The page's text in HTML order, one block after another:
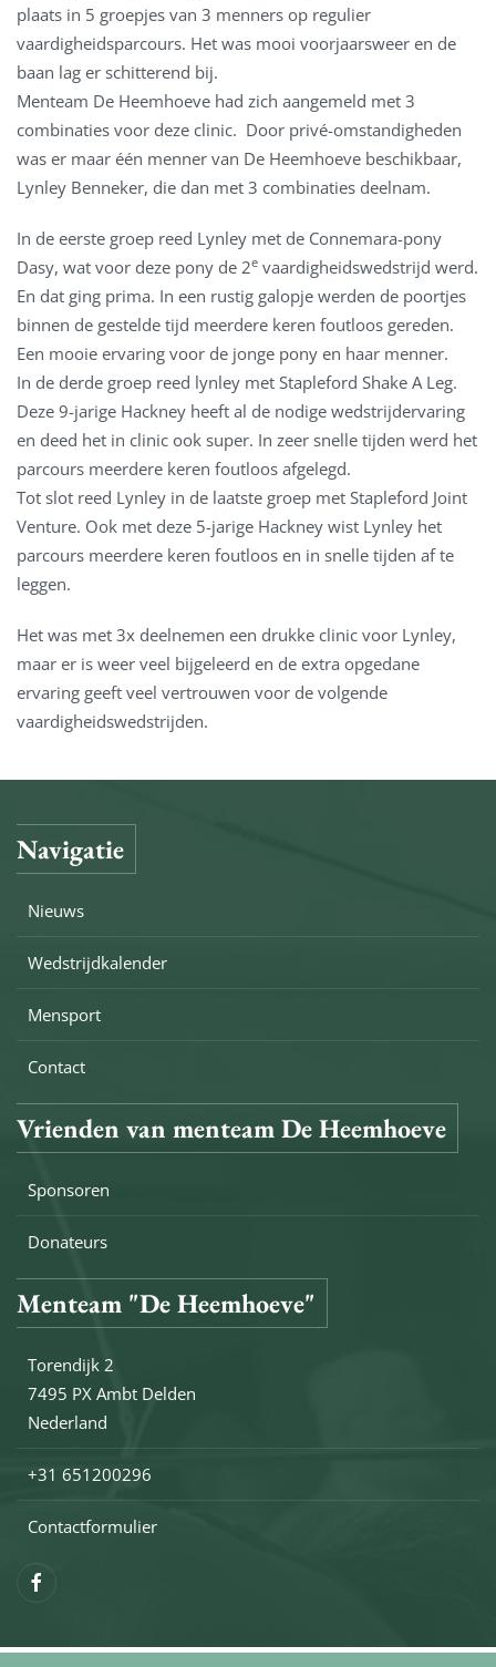
plaats in 5 groepjes van 3 menners op regulier
vaardigheidsparcours. Het was mooi voorjaarsweer en de
baan lag er schitterend bij.
Menteam De Heemhoeve had zich aangemeld met 3
combinaties voor deze clinic. Door privé-omstandigheden
was er maar één menner van De Heemhoeve beschikbaar,
Lynley Benneker, die dan met 3 combinaties deelnam.
In de eerste groep reed Lynley met de Connemara-pony
Dasy, wat voor deze pony de 2e vaardigheidswedstrijd werd.
En dat ging prima. In een rustig galopje werden de poortjes
binnen de gestelde tijd meerdere keren foutloos gereden.
Een mooie ervaring voor de jonge pony en haar menner.
In de derde groep reed lynley met Stapleford Shake A Leg.
Deze 9-jarige Hackney heeft al de nodige wedstrijdervaring
en deed het in clinic ook super. In zeer snelle tijden werd het
parcours meerdere keren foutloos afgelegd.
Tot slot reed Lynley in de laatste groep met Stapleford Joint
Venture. Ook met deze 5-jarige Hackney wist Lynley het
parcours meerdere keren foutloos en in snelle tijden af te
leggen.
Het was met 3x deelnemen een drukke clinic voor Lynley,
maar er is weer veel bijgeleerd en de extra opgedane
ervaring geeft veel vertrouwen voor de volgende
vaardigheidswedstrijden.
Navigatie
Nieuws
Wedstrijdkalender
Mensport
Contact
Vrienden van menteam De Heemhoeve
Sponsoren
Donateurs
Menteam "De Heemhoeve"
Torendijk 2
7495 PX Ambt Delden
Nederland
+31 651200296
Contactformulier